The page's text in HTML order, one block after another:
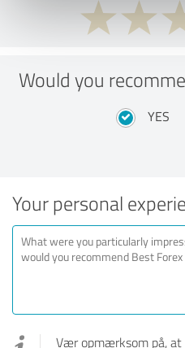
Would you
YES
Your personal
Vær opmærksom på, at